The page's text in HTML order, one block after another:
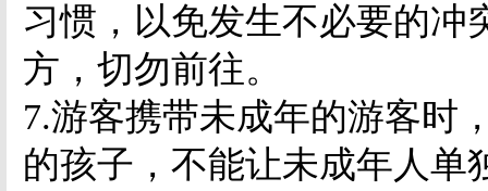
习惯，以免发生不必要的冲
方，切勿前往。
7.游客携带未成年的游客时
的孩子，不能让未成年人单